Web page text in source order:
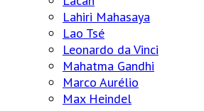
Lahiri Mahasaya
Lao Tsé
Leonardo da Vinci
Mahatma Gandhi
Marco Aurélio
Max Heindel